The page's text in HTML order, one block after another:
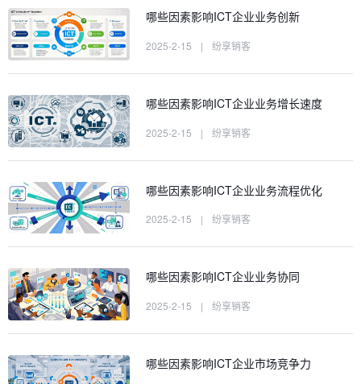
哪些因素影响ICT企业业务创新
2025-2-15 | 纷享销客
哪些因素影响ICT企业业务增长速度
2025-2-15 | 纷享销客
哪些因素影响ICT企业业务流程优化
2025-2-15 | 纷享销客
哪些因素影响ICT企业业务协同
2025-2-15 | 纷享销客
哪些因素影响ICT企业市场竞争力